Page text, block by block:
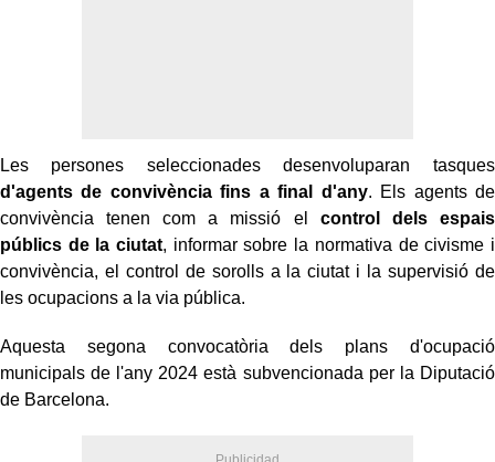
Les persones seleccionades desenvoluparan tasques
d'agents de convivència fins a final d'any. Els agents de
convivència tenen com a missió el control dels espais
públics de la ciutat, informar sobre la normativa de civisme i
convivència, el control de sorolls a la ciutat i la supervisió de
les ocupacions a la via pública.
Aquesta segona convocatòria dels plans d'ocupació
municipals de l'any 2024 està subvencionada per la Diputació
de Barcelona.